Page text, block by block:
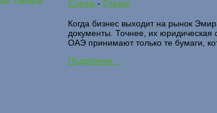
Статьи - Статьи
Когда бизнес выходит на рынок
документы. Точнее, их юридическая
ОАЭ принимают только те бумаги,
Подробнее...